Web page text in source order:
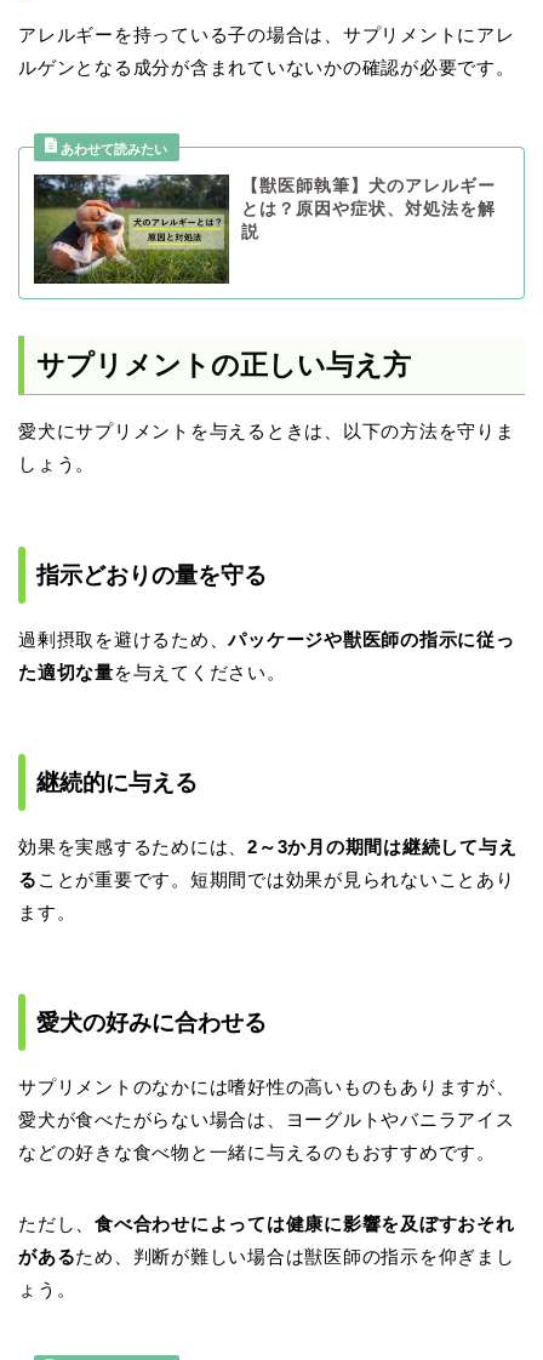
アレルギーを持っている子の場合は、サプリメントにアレ
ルゲンとなる成分が含まれていないかの確認が必要です。
【獣医師執筆】犬のアレルギー
とは？原因や症状、対処法を解
説
サプリメントの正しい与え方
愛犬にサプリメントを与えるときは、以下の方法を守りま
しょう。
指示どおりの量を守る
過剰摂取を避けるため、パッケージや獣医師の指示に従っ
た適切な量を与えてください。
継続的に与える
効果を実感するためには、2～3か月の期間は継続して与え
る ことが重要です。短期間では効果が見られないことあり
ます。
愛犬の好みに合わせる
サプリメントのなかには嗜好性の高いものもありますが、
愛犬が食べたがらない場合は、ヨーグルトやバニラアイス
などの好きな食べ物と一緒に与えるのもおすすめです。
ただし、食べ合わせによっては健康に影響を及ぼすおそれ
があるため、判断が難しい場合は獣医師の指示を仰ぎまし
ょう。